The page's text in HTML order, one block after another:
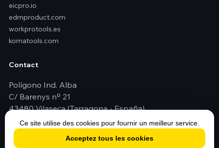
eicpro.io
edmproduct.com
workprotools.es
komatools.com
Contact
Polígono Ind. Alba
C/ Barenys nº 21
43480 Vilaseca (Tarragona - España)
+34 977 79 29 45
elektro3@elektro3.com
Ce site utilise des cookies pour fournir un meilleur service.
Acceptez tous les cookies